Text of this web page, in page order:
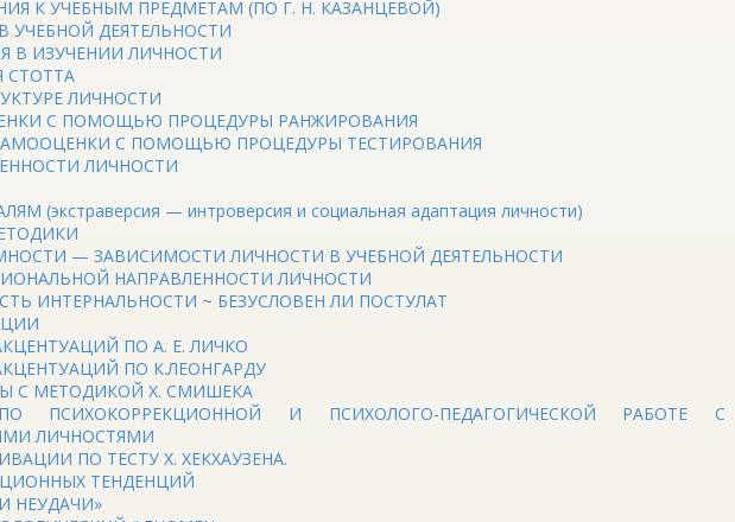
К УЧЕБНЫМ ПРЕДМЕТАМ (ПО Г. Н. КАЗАНЦЕВОЙ)
УЧЕБНОЙ ДЕЯТЕЛЬНОСТИ
В ИЗУЧЕНИИ ЛИЧНОСТИ
СТОТТА
ЛИЧНОСТИ
С ПОМОЩЬЮ ПРОЦЕДУРЫ РАНЖИРОВАНИЯ
С ПОМОЩЬЮ ПРОЦЕДУРЫ ТЕСТИРОВАНИЯ
ЛИЧНОСТИ
(экстраверсия — интроверсия и социальная адаптация личности)
— ЗАВИСИМОСТИ ЛИЧНОСТИ В УЧЕБНОЙ ДЕЯТЕЛЬНОСТИ
НАПРАВЛЕННОСТИ ЛИЧНОСТИ
ИНТЕРНАЛЬНОСТИ ~ БЕЗУСЛОВЕН ЛИ ПОСТУЛАТ
ПО А. Е. ЛИЧКО
ПО К.ЛЕОНГАРДУ
С МЕТОДИКОЙ X. СМИШЕКА
ПСИХОКОРРЕКЦИОННОЙ И ПСИХОЛОГО-ПЕДАГОГИЧЕСКОЙ РАБОТЕ С
ЛИЧНОСТЯМИ
ПО ТЕСТУ X. ХЕКХАУЗЕНА.
ТЕНДЕНЦИЙ
НЕУДАЧИ»